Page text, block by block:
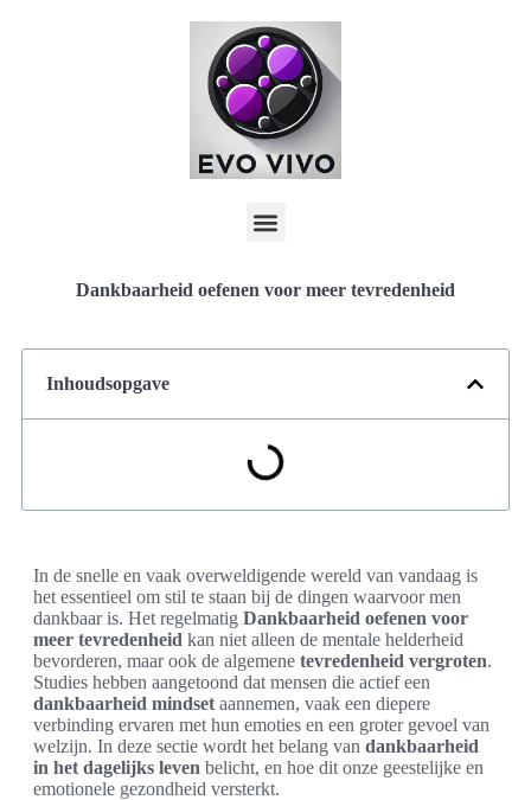
Dankbaarheid oefenen voor meer tevredenheid
Inhoudsopgave
In de snelle en vaak overweldigende wereld van vandaag is
het essentieel om stil te staan bij de dingen waarvoor men
dankbaar is. Het regelmatig Dankbaarheid oefenen voor
meer tevredenheid kan niet alleen de mentale helderheid
bevorderen, maar ook de algemene tevredenheid vergroten.
Studies hebben aangetoond dat mensen die actief een
dankbaarheid mindset aannemen, vaak een diepere
verbinding ervaren met hun emoties en een groter gevoel van
welzijn. In deze sectie wordt het belang van dankbaarheid
in het dagelijks leven belicht, en hoe dit onze geestelijke en
emotionele gezondheid versterkt.